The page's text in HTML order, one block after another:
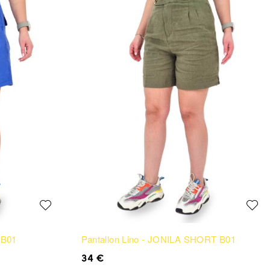
Pantallon Lino - JONILA SHORT B01
34 €